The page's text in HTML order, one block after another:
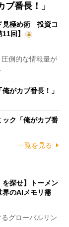
番長！」
見極め術 投資コ
回】
倒的な情報量が
がカブ番長！」
ク「俺がカブ番
一覧を見る
を探せ】トーメン
界のAIメモリ需
グローバルリン